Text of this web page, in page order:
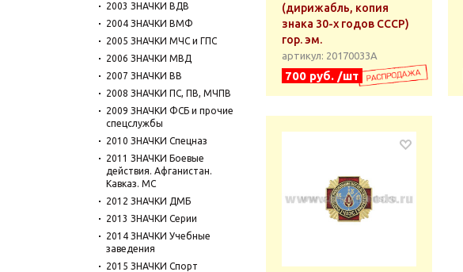
2003 ЗНАЧКИ ВДВ
2004 ЗНАЧКИ ВМФ
2005 ЗНАЧКИ МЧС и ГПС
2006 ЗНАЧКИ МВД
2007 ЗНАЧКИ ВВ
2008 ЗНАЧКИ ПС, ПВ, МЧПВ
2009 ЗНАЧКИ ФСБ и прочие
спецслужбы
2010 ЗНАЧКИ Спецназ
2011 ЗНАЧКИ Боевые
действия. Афганистан.
Кавказ. МС
2012 ЗНАЧКИ ДМБ
2013 ЗНАЧКИ Серии
2014 ЗНАЧКИ Учебные
заведения
2015 ЗНАЧКИ Спорт
(дирижабль, копия
знака 30-х годов СССР)
гор. эм.
артикул: 20170033А
700 руб. /шт